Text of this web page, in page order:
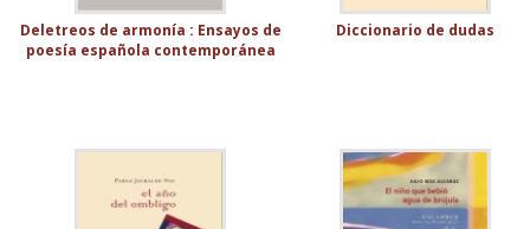
Deletreos de armonía : Ensayos de
poesía española contemporánea
Diccionario de dudas